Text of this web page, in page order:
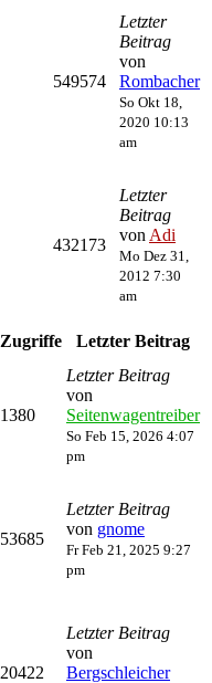
549574
Letzter
Beitrag
von
Rombacher
So Okt 18,
2020 10:13
am
432173
Letzter
Beitrag
von Adi
Mo Dez 31,
2012 7:30
am
Zugriffe
Letzter Beitrag
1380
Letzter Beitrag
von
Seitenwagentreiber
So Feb 15, 2026 4:07
pm
53685
Letzter Beitrag
von gnome
Fr Feb 21, 2025 9:27
pm
20422
Letzter Beitrag
von
Bergschleicher